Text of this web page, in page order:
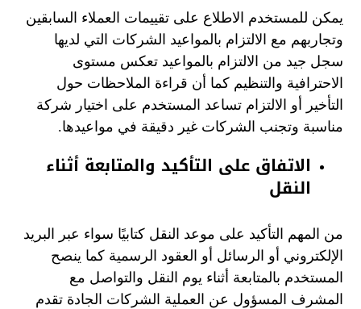
يمكن للمستخدم الاطلاع على تقييمات العملاء السابقين
وتجاربهم مع الالتزام بالمواعيد الشركات التي لديها
سجل جيد من الالتزام بالمواعيد تعكس مستوى
الاحترافية والتنظيم كما أن قراءة الملاحظات حول
التأخير أو الالتزام تساعد المستخدم على اختيار شركة
مناسبة وتجنب الشركات غير دقيقة في مواعيدها.
الاتفاق على التأكيد والمتابعة أثناء
النقل
من المهم التأكيد على موعد النقل كتابيًا سواء عبر البريد
الإلكتروني أو الرسائل أو العقود الرسمية كما ينصح
المستخدم بالمتابعة أثناء يوم النقل والتواصل مع
المشرف المسؤول عن العملية الشركات الجادة تقدم